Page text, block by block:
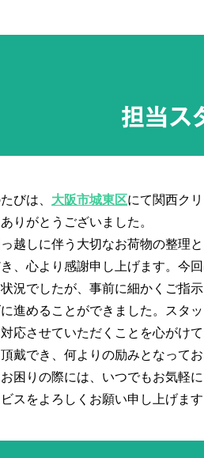
担当ス
びは、 大阪市城東区にて関西ク
りがとうございました。
越しに伴う大切なお荷物の整理
、心より感謝申し上げます。今回
況でしたが、事前に細かくご指
進めることができました。スタ
応させていただくことを心がけ
戴でき、何よりの励みとなってお
困りの際には、いつでもお気軽
スをよろしくお願い申し上げます